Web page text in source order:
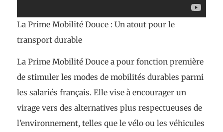
La Prime Mobilité Douce : Un atout pour le
transport durable
La Prime Mobilité Douce a pour fonction première
de stimuler les modes de mobilités durables parmi
les salariés français. Elle vise à encourager un
virage vers des alternatives plus respectueuses de
l’environnement, telles que le vélo ou les véhicules